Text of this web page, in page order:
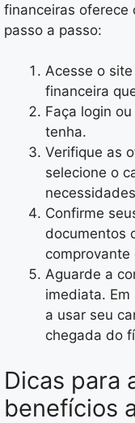
financeiras oferece
passo a passo:
Acesse o
financeira
Faça login
tenha.
Verifique as
selecione o
Confirme
documentos
Aguarde a
imediata.
a usar seu
chegada do
Dicas para
benefícios